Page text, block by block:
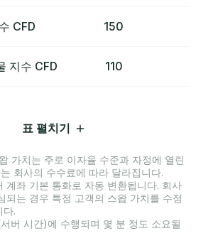
CFD 150
지수 CFD 110
표 펼치기
가치는 주로 이자율 수준과 자정에 열린
회사의 수수료에 따라 달라집니다.
계좌 기본 통화로 자동 변환됩니다. 회사
되는 경우 특정 고객의 스왑 가치를 수정
다.
버 시간)에 수행되며 몇 분 정도 소요될